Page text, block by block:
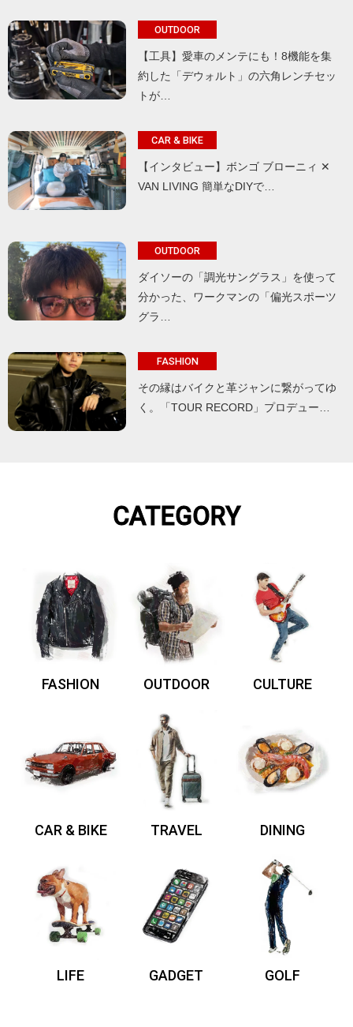
OUTDOOR
【工具】愛車のメンテにも！8機能を集
約した「デウォルト」の六角レンチセッ
トが…
CAR & BIKE
【インタビュー】ボンゴ ブローニィ ✕
VAN LIVING 簡単なDIYで…
OUTDOOR
ダイソーの「調光サングラス」を使って
分かった、ワークマンの「偏光スポーツ
グラ…
FASHION
その縁はバイクと革ジャンに繋がってゆ
く。「TOUR RECORD」プロデュー…
CATEGORY
FASHION OUTDOOR CULTURE
CAR & BIKE TRAVEL DINING
LIFE GADGET GOLF